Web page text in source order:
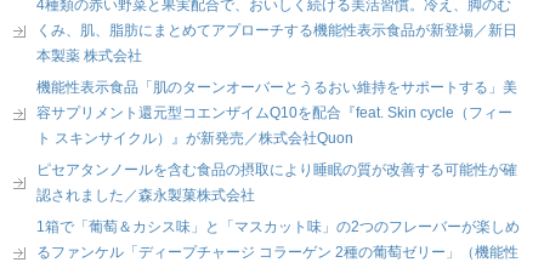
4種類の赤い野菜と果実配合で、おいしく続ける美活習慣。冷え、脚のむ
くみ、肌、脂肪にまとめてアプローチする機能性表示食品が新登場／新日
本製薬 株式会社
機能性表示食品「肌のターンオーバーとうるおい維持をサポートする」美
容サプリメント還元型コエンザイムQ10を配合『feat. Skin cycle（フィー
ト スキンサイクル）』が新発売／株式会社Quon
ピセアタンノールを含む食品の摂取により睡眠の質が改善する可能性が確
認されました／森永製菓株式会社
1箱で「葡萄＆カシス味」と「マスカット味」の2つのフレーバーが楽しめ
るファンケル「ディープチャージ コラーゲン 2種の葡萄ゼリー」（機能性